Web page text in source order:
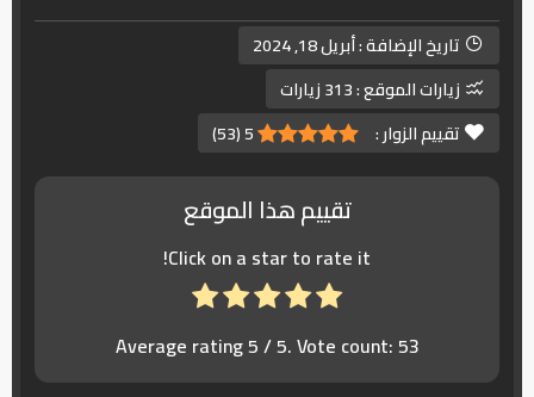
تاريخ الإضافة :أبريل 18, 2024
زيارات الموقع :313 زيارات
تقييم الزوار :
5
(
53
)
تقييم هذا الموقع
Click on a star to rate it!
Average rating5/ 5. Vote count:53